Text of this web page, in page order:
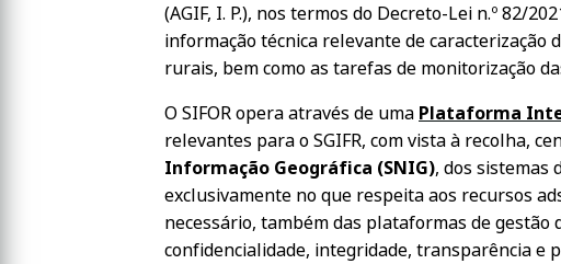
(AGIF, I. P.), nos termos do Decreto-Lei n.º 82/
informação técnica relevante de caracterização
rurais, bem como as tarefas de monitorização
O SIFOR opera através de uma Plataforma
relevantes para o SGIFR, com vista à recolha,
Informação Geográfica (SNIG), dos sistemas
exclusivamente no que respeita aos recursos
necessário, também das plataformas de gestão
confidencialidade, integridade, transparência e